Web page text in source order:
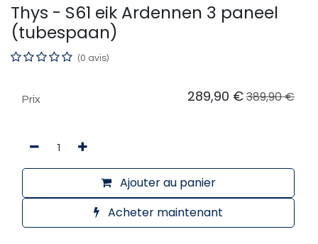
Thys - S61 eik Ardennen 3 paneel
(tubespaan)
(0 avis)
Ajouter au panier
Acheter maintenant
Prix 289,90 €389,90€